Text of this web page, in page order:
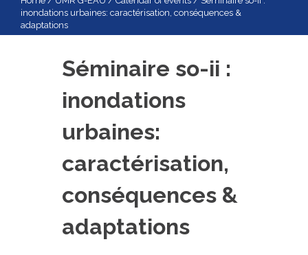
EVENTS
CALENDAR OF EVENTS
FLOW CHART
SCIENTIFIC FIELDS
RESEARCH
EXPERIMENTAL PLATFORMS
CURRENT PROJECTS
inondations urbaines: caractérisation, conséquences &
adaptations
Séminaire so-ii :
inondations
urbaines:
caractérisation,
conséquences &
adaptations